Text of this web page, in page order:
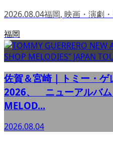
2026.08.04福岡, 映画・演劇
福岡
佐賀＆宮崎｜トミー・ゲ
2026、 ニューアルバム
MELOD...
2026.08.04